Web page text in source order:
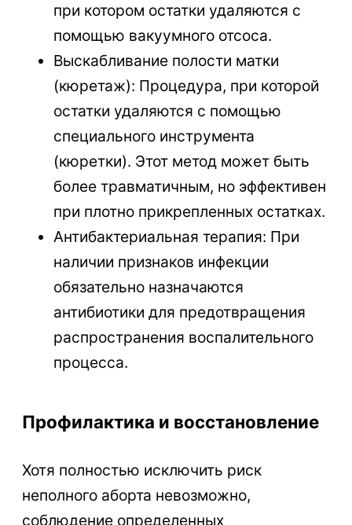
при котором остатки удаляются с
помощью вакуумного отсоса.
Выскабливание полости матки
(кюретаж): Процедура, при которой
остатки удаляются с помощью
специального инструмента
(кюретки). Этот метод может быть
более травматичным, но эффективен
при плотно прикрепленных остатках.
Антибактериальная терапия: При
наличии признаков инфекции
обязательно назначаются
антибиотики для предотвращения
распространения воспалительного
процесса.
Профилактика и восстановление
Хотя полностью исключить риск
неполного аборта невозможно,
соблюдение определенных